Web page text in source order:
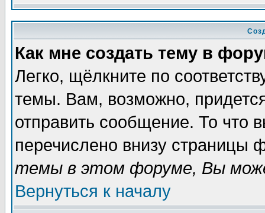
Как мне создать тему в
Легко, щёлкните по
темы. Вам, возможно,
отправить сообщение. То что
перечислено внизу страницы
темы в этом форуме, Вы
Вернуться к началу